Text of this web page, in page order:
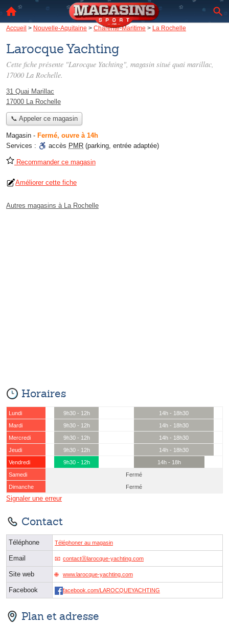
Accueil > Nouvelle-Aquitaine > Charente-Maritime > La Rochelle
Larocque Yachting
Cette fiche présente "Larocque Yachting", magasin situé quai marillac,
17000 La Rochelle.
31 Quai Marillac
17000 La Rochelle
📞 Appeler ce magasin
Magasin - Fermé, ouvre à 14h
Services :
accès PMR (parking, entrée adaptée)
Recommander ce magasin
Améliorer cette fiche
Autres magasins à La Rochelle
Horaires
Lundi 9h30 - 12h
14h - 18h30
Mardi
9h30 - 12h
14h - 18h30
Mercredi
9h30 - 12h
14h - 18h30
Jeudi
9h30 - 12h
14h - 18h30
Vendredi
9h30 - 12h
14h - 18h
Samedi
Fermé
Dimanche
Fermé
Signaler une erreur
Contact
Téléphone Téléphoner au magasin
Email contactⓐlarocque-yachting.com
Site web www.larocque-yachting.com
Facebook facebook.com/LAROCQUEYACHTING
Plan et adresse